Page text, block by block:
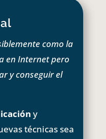
como la
en Internet pero
y conseguir el
y
técnicas sea